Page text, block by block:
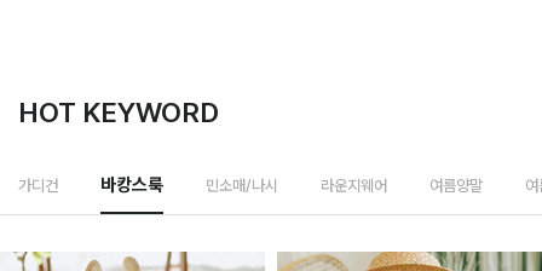
HOT KEYWORD
가디건 바캉스룩 민소매/나시 라운지웨어 여름양말